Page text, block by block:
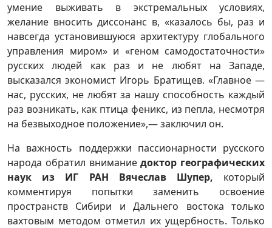
умение выживать в экстремальных условиях,
желание вносить диссонанс в, «казалось бы, раз и
навсегда установившуюся архитектуру глобального
управления миром» и «геном самодостаточности»
русских людей как раз и не любят на Западе,
высказался экономист Игорь Братищев. «Главное —
нас, русских, не любят за нашу способность каждый
раз возникать, как птица феникс, из пепла, несмотря
на безвыходное положение»,— заключил он.
На важность поддержки пассионарности русского
народа обратил вниманиедоктор географических
наук из ИГ РАН Вячеслав Шупер, который
комментируя попытки заменить освоение
пространств Сибири и Дальнего востока только
вахтовым методом отметил их ущербность. Только